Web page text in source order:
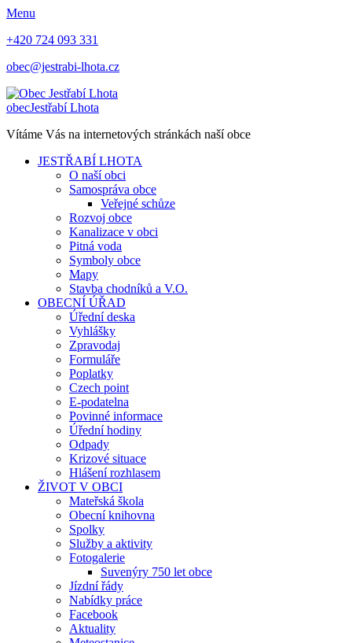
Menu
+420 724 093 331
obec@jestrabi-lhota.cz
obecJestřabí Lhota
Vítáme Vás na internetových stránkách naší obce
JESTŘABÍ LHOTA
O naší obci
Samospráva obce
Veřejné schůze
Rozvoj obce
Kanalizace v obci
Pitná voda
Symboly obce
Mapy
Stavba chodníků a V.O.
OBECNÍ ÚŘAD
Úřední deska
Vyhlášky
Zpravodaj
Formuláře
Poplatky
Czech point
E-podatelna
Povinné informace
Úřední hodiny
Odpady
Krizové situace
Hlášení rozhlasem
ŽIVOT V OBCI
Mateřská škola
Obecní knihovna
Spolky
Služby a aktivity
Fotogalerie
Suvenýry 750 let obce
Jízdní řády
Nabídky práce
Facebook
Aktuality